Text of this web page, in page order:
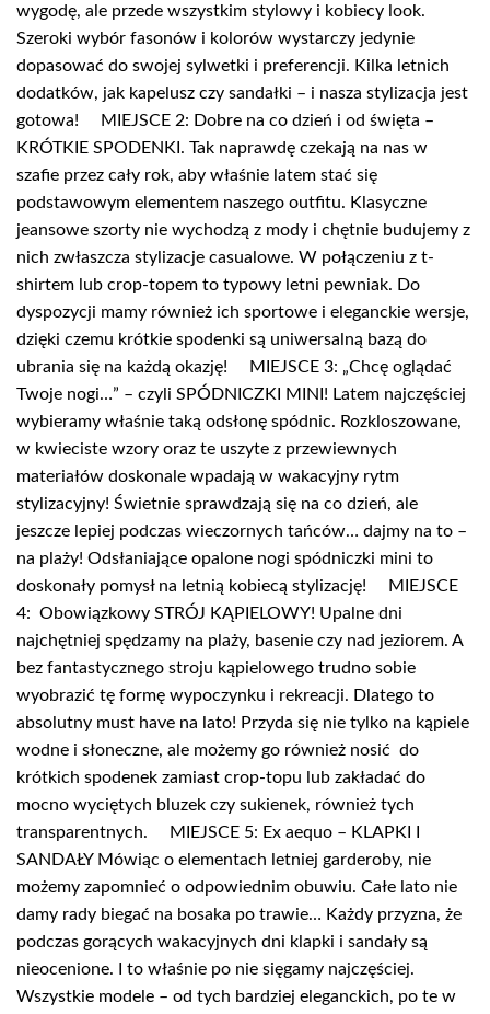
wygodę, ale przede wszystkim stylowy i kobiecy look.
Szeroki wybór fasonów i kolorów wystarczy jedynie
dopasować do swojej sylwetki i preferencji. Kilka letnich
dodatków, jak kapelusz czy sandałki – i nasza stylizacja jest
gotowa! MIEJSCE 2: Dobre na co dzień i od święta –
KRÓTKIE SPODENKI. Tak naprawdę czekają na nas w
szafie przez cały rok, aby właśnie latem stać się
podstawowym elementem naszego outfitu. Klasyczne
jeansowe szorty nie wychodzą z mody i chętnie budujemy z
nich zwłaszcza stylizacje casualowe. W połączeniu z t-
shirtem lub crop-topem to typowy letni pewniak. Do
dyspozycji mamy również ich sportowe i eleganckie wersje,
dzięki czemu krótkie spodenki są uniwersalną bazą do
ubrania się na każdą okazję! MIEJSCE 3: „Chcę oglądać
Twoje nogi…” – czyli SPÓDNICZKI MINI! Latem najczęściej
wybieramy właśnie taką odsłonę spódnic. Rozkloszowane,
w kwieciste wzory oraz te uszyte z przewiewnych
materiałów doskonale wpadają w wakacyjny rytm
stylizacyjny! Świetnie sprawdzają się na co dzień, ale
jeszcze lepiej podczas wieczornych tańców… dajmy na to –
na plaży! Odsłaniające opalone nogi spódniczki mini to
doskonały pomysł na letnią kobiecą stylizację! MIEJSCE
4: Obowiązkowy STRÓJ KĄPIELOWY! Upalne dni
najchętniej spędzamy na plaży, basenie czy nad jeziorem. A
bez fantastycznego stroju kąpielowego trudno sobie
wyobrazić tę formę wypoczynku i rekreacji. Dlatego to
absolutny must have na lato! Przyda się nie tylko na kąpiele
wodne i słoneczne, ale możemy go również nosić do
krótkich spodenek zamiast crop-topu lub zakładać do
mocno wyciętych bluzek czy sukienek, również tych
transparentnych. MIEJSCE 5: Ex aequo – KLAPKI I
SANDAŁY Mówiąc o elementach letniej garderoby, nie
możemy zapomnieć o odpowiednim obuwiu. Całe lato nie
damy rady biegać na bosaka po trawie… Każdy przyzna, że
podczas gorących wakacyjnych dni klapki i sandały są
nieocenione. I to właśnie po nie sięgamy najczęściej.
Wszystkie modele – od tych bardziej eleganckich, po te w